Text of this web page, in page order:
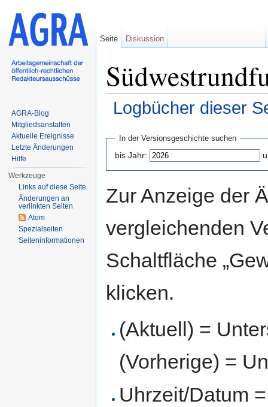
Logbücher dieser
In der Versionsgeschichte suchen
bis Jahr:
Zur Anzeige der
vergleichenden
Schaltfläche
klicken.
(Aktuell) =
(Vorherige) =
Uhrzeit/Datum
Seite Diskussion
AGRA-Blog
Mitgliedsanstalten
Aktuelle Ereignisse
Letzte Änderungen
Hilfe
Werkzeuge
Links auf diese Seite
Änderungen an
verlinkten Seiten
Atom
Spezialseiten
Seiten­informationen